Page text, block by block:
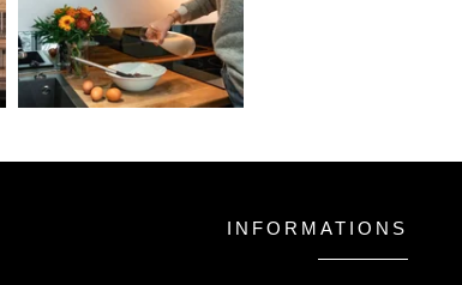
INFORMATIONS